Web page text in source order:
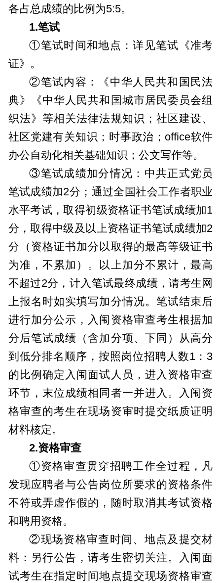
各占总成绩的比例为5:5。
1.笔试
①笔试时间和地点：详见笔试《准考
证》。
②笔试内容：《中华人民共和国民法
典》《中华人民共和国城市居民委员会组
织法》等相关法律法规知识；社区建设、
社区党建有关知识；时事政治；office软件
办公自动化相关基础知识；公文写作等。
③笔试成绩加分情况：中共正式党员
笔试成绩加2分；通过全国社会工作者职业
水平考试，取得初级资格证书笔试成绩加1
分，取得中级及以上资格证书笔试成绩加2
分（资格证书加分以取得的最高等级证书
为准，不累加）。以上加分不累计，最高
不超过2分，计入笔试最终成绩，请考生网
上报名时如实填写加分情况。笔试结束后
进行加分公示，入闱资格审查考生根据加
分后笔试成绩（含加分项、下同）从高分
到低分排名顺序，按照岗位招聘人数1：3
的比例确定入闱面试人员，进入资格审查
环节，末位成绩相同者一并进入。入闱资
格审查的考生在现场资审时提交纸质证明
材料核定。
2.资格审查
①资格审查贯穿招聘工作全过程，凡
发现应聘者与公告岗位所要求的资格条件
不符或弄虚作假的，随时取消其考试资格
和聘用资格。
②现场资格审查时间、地点及提交材
料：另行公告，请考生密切关注。入闱面
试考生在指定时间地点提交现场资格审查